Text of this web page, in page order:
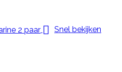
 Snel bekijken